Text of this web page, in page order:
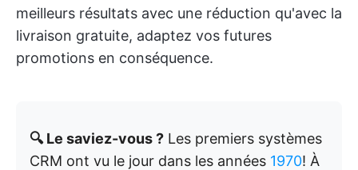
meilleurs résultats avec une réduction qu'avec la
livraison gratuite, adaptez vos futures
promotions en conséquence.
🔍 Le saviez-vous ? Les premiers systèmes
CRM ont vu le jour dans les années 1970! À